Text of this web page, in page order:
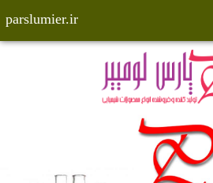
parslumier.ir